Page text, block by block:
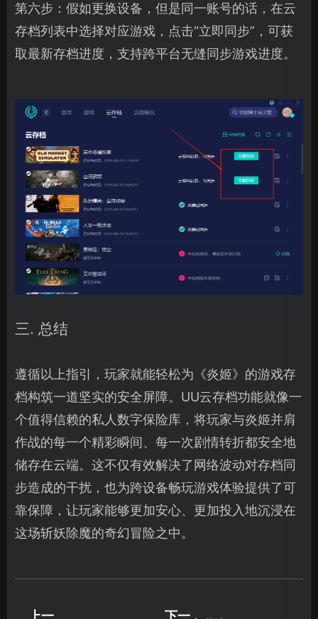
第六步：假如更换设备，但是同一账号的话，在云
存档列表中选择对应游戏，点击“立即同步”，可获
取最新存档进度，支持跨平台无缝同步游戏进度。
三. 总结
遵循以上指引，玩家就能轻松为《炎姬》的游戏存
档构筑一道坚实的安全屏障。UU云存档功能就像一
个值得信赖的私人数字保险库，将玩家与炎姬并肩
作战的每一个精彩瞬间、每一次剧情转折都安全地
储存在云端。这不仅有效解决了网络波动对存档同
步造成的干扰，也为跨设备畅玩游戏体验提供了可
靠保障，让玩家能够更加安心、更加投入地沉浸在
这场斩妖除魔的奇幻冒险之中。
上一 下一